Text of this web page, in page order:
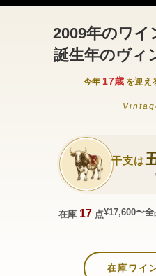
2009年のワイ
誕生年のヴィ
今年 17歳 を迎え
干支は
在庫 17 点¥17,600〜全
在庫ワイ